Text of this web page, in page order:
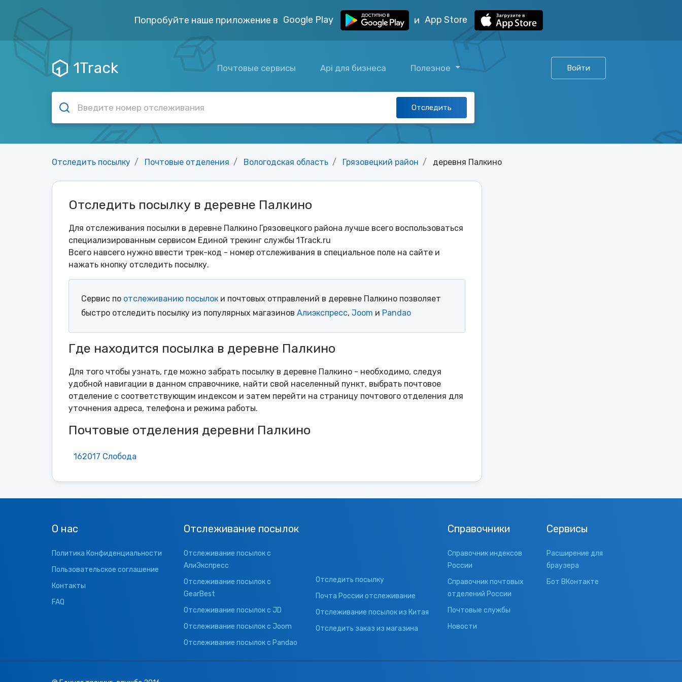
Попробуйте наше приложение в Google Play и App Store
1Track Почтовые сервисы Api для бизнеса Полезное Войти
Отследить
Отследить посылку Почтовые отделения Вологодская область Грязовецкий район деревня Палкино
Отследить посылку в деревне Палкино
Для отслеживания посылки в деревне Палкино Грязовецкого района лучше всего воспользоваться
специализированным сервисом Единой трекинг службы 1Track.ru
Всего навсего нужно ввести трек-код - номер отслеживания в специальное поле на сайте и
нажать кнопку отследить посылку.
Сервис по отслеживанию посылок и почтовых отправлений в деревне Палкино позволяет
быстро отследить посылку из популярных магазинов Алиэкспресс, Joom и Pandao
Где находится посылка в деревне Палкино
Для того чтобы узнать, где можно забрать посылку в деревне Палкино - необходимо, следуя
удобной навигации в данном справочнике, найти свой населенный пункт, выбрать почтовое
отделение с соответствующим индексом и затем перейти на страницу почтового отделения для
уточнения адреса, телефона и режима работы.
Почтовые отделения деревни Палкино
162017 Слобода
О нас
Политика Конфиденциальности
Пользовательское соглашение
Контакты
FAQ
Отслеживание посылок
Отслеживание посылок с
АлиЭкспресс
Отслеживание посылок с
GearBest
Отслеживание посылок с JD
Отслеживание посылок с Joom
Отслеживание посылок с Pandao
Отследить посылку
Почта России отслеживание
Отслеживание посылок из Китая
Отследить заказ из магазина
Справочники
Справочник индексов
России
Справочник почтовых
отделений России
Почтовые службы
Новости
Сервисы
Расширение для
браузера
Бот ВКонтакте